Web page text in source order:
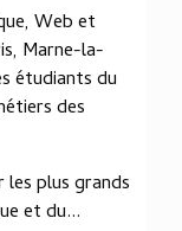
Web et
Marne-la-
étudiants du
des
les plus grands
et du...